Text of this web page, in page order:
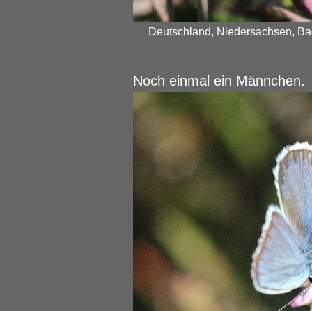
Deutschland, Niedersachsen,
Noch einmal ein Männchen.